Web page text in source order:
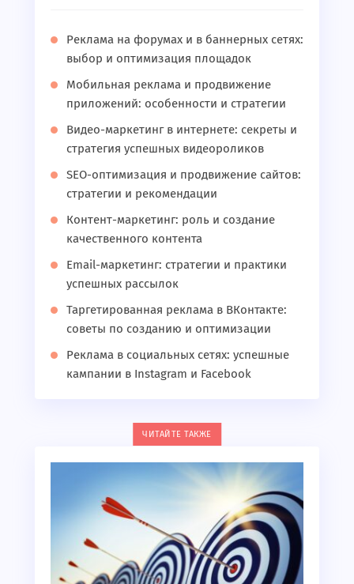
Реклама на форумах и в баннерных сетях:
выбор и оптимизация площадок
Мобильная реклама и продвижение
приложений: особенности и стратегии
Видео-маркетинг в интернете: секреты и
стратегия успешных видеороликов
SEO-оптимизация и продвижение сайтов:
стратегии и рекомендации
Контент-маркетинг: роль и создание
качественного контента
Email-маркетинг: стратегии и практики
успешных рассылок
Таргетированная реклама в ВКонтакте:
советы по созданию и оптимизации
Реклама в социальных сетях: успешные
кампании в Instagram и Facebook
ЧИТАЙТЕ ТАКЖЕ